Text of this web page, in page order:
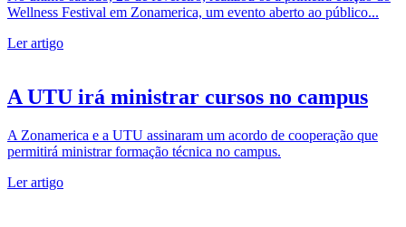
Wellness Festival em Zonamerica, um evento aberto ao público...
Ler artigo
A UTU irá ministrar cursos no campus
A Zonamerica e a UTU assinaram um acordo de cooperação que
permitirá ministrar formação técnica no campus.
Ler artigo